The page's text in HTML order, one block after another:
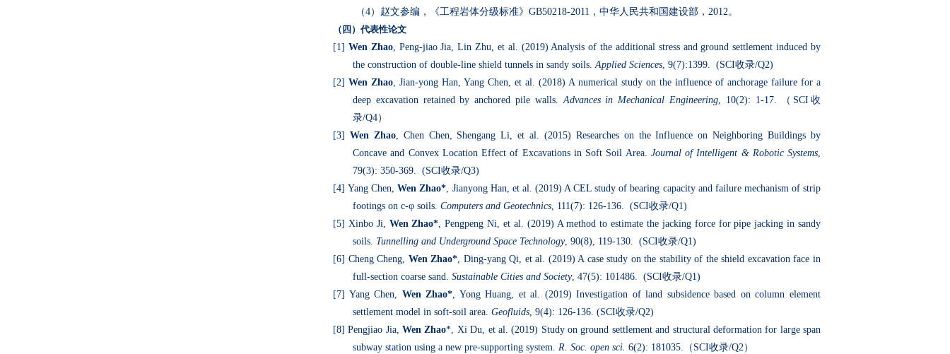
（4）赵文参编，《工程岩体分级标准》 GB50218-2011 ，中华人民共和国建设部， 2012。
（四）代表性论文
[1] Wen Zhao, Peng-jiao Jia, Lin Zhu, et al. (2019) Analysis of the additional stress and ground settlement induced by
the construction of double-line shield tunnels in sandy soils.Applied Sciences, 9(7):1399. (SCI收录/Q2)
[2] Wen Zhao, Jian-yong Han, Yang Chen, et al. (2018) A numerical study on the influence of anchorage failure for a
deep excavation retained by anchored pile walls.Advances in Mechanical Engineering, 10(2): 1-17. （ SCI 收
录/Q4）
[3] Wen Zhao, Chen Chen, Shengang Li, et al. (2015) Researches on the Influence on Neighboring Buildings by
Concave and Convex Location Effect of Excavations in Soft Soil Area. Journal of Intelligent & Robotic Systems,
79(3): 350-369. (SCI收录/Q3)
[4] Yang Chen,Wen Zhao*, Jianyong Han, et al. (2019) A CEL study of bearing capacity and failure mechanism of strip
footings on c-φ soils. Computers and Geotechnics, 111(7): 126-136. (SCI收录/Q1)
[5] Xinbo Ji, Wen Zhao*, Pengpeng Ni, et al. (2019) A method to estimate the jacking force for pipe jacking in sandy
soils. Tunnelling and Underground Space Technology, 90(8), 119-130. (SCI收录/Q1)
[6] Cheng Cheng, Wen Zhao*, Ding-yang Qi, et al. (2019) A case study on the stability of the shield excavation face in
full-section coarse sand. Sustainable Cities and Society, 47(5): 101486. (SCI收录/Q1)
[7] Yang Chen, Wen Zhao*, Yong Huang, et al. (2019) Investigation of land subsidence based on column element
settlement model in soft-soil area. Geofluids, 9(4): 126-136. (SCI收录/Q2)
[8] Pengjiao Jia,Wen Zhao*, Xi Du, et al. (2019) Study on ground settlement and structural deformation for large span
subway station using a new pre-supporting system. R. Soc. open sci. 6(2): 181035. （ SCI收录/Q2）